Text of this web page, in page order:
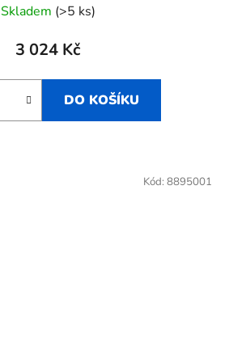
Skladem (>5 ks)
3 024 Kč
DO KOŠÍKU
Kód: 8895001